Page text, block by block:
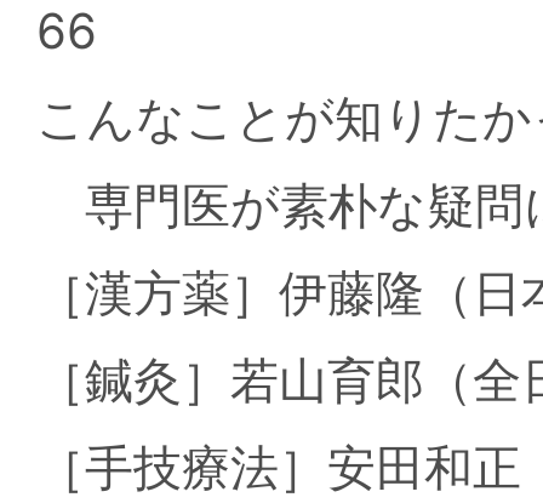
66
こんなことが知りた
専門医が素朴な疑問
［漢方薬］伊藤隆（
［鍼灸］若山育郎（
［手技療法］安田和